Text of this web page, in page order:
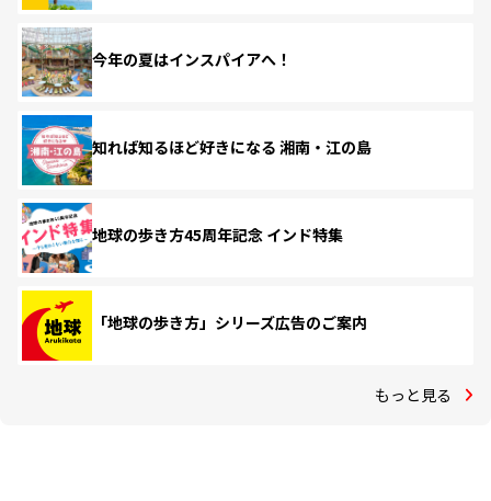
今年の夏はインスパイアへ！
知れば知るほど好きになる 湘南・江の島
地球の歩き方45周年記念 インド特集
「地球の歩き方」シリーズ広告のご案内
もっと見る